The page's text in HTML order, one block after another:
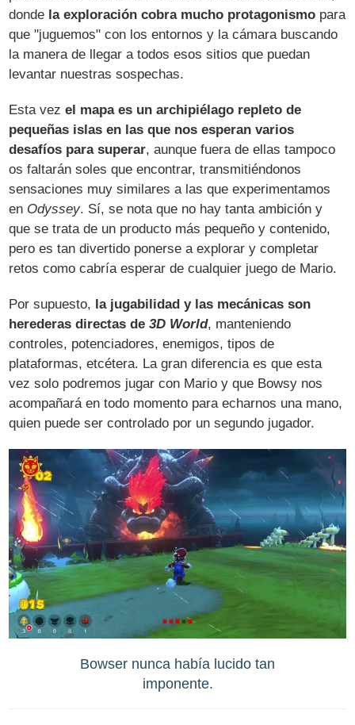
donde la exploración cobra mucho protagonismo para
que "juguemos" con los entornos y la cámara buscando
la manera de llegar a todos esos sitios que puedan
levantar nuestras sospechas.
Esta vezel mapa es un archipiélago repleto de
pequeñas islas en las que nos esperan varios
desafíos para superar, aunque fuera de ellas tampoco
os faltarán soles que encontrar, transmitiéndonos
sensaciones muy similares a las que experimentamos
en Odyssey. Sí, se nota que no hay tanta ambición y
que se trata de un producto más pequeño y contenido,
pero es tan divertido ponerse a explorar y completar
retos como cabría esperar de cualquier juego de Mario.
Por supuesto, la jugabilidad y las mecánicas son
herederas directas de3D World, manteniendo
controles, potenciadores, enemigos, tipos de
plataformas, etcétera. La gran diferencia es que esta
vez solo podremos jugar con Mario y que Bowsy nos
acompañará en todo momento para echarnos una mano,
quien puede ser controlado por un segundo jugador.
Bowser nunca había lucido tan
imponente.